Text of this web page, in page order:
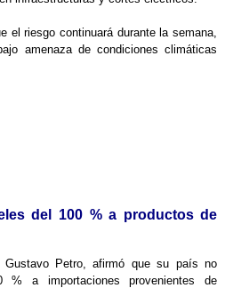
el riesgo continuará durante la semana,
amenaza de condiciones climáticas
del 100 % a productos de
Gustavo Petro, afirmó que su país no
% a importaciones provenientes de